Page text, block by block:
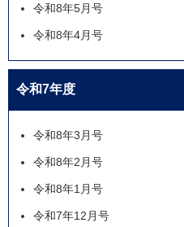
令和8年5月号
令和8年4月号
令和7年度
令和8年3月号
令和8年2月号
令和8年1月号
令和7年12月号